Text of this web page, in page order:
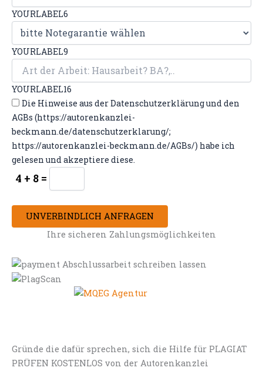
YOURLABEL6
YOURLABEL9
YOURLABEL16
Die Hinweise aus der Datenschutzerklärung und den
AGBs (https://autorenkanzlei-
beckmann.de/datenschutzerklarung/;
https://autorenkanzlei-beckmann.de/AGBs/) habe ich
gelesen und akzeptiere diese.
4 + 8 =
UNVERBINDLICH ANFRAGEN
Ihre sicheren Zahlungsmöglichkeiten
Gründe die dafür sprechen, sich die Hilfe für PLAGIAT
PRÜFEN KOSTENLOS von der Autorenkanzlei